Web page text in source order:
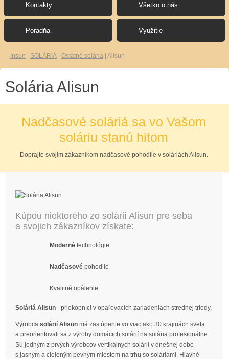
Kontakty Všetko o nás
Poradňa Využitie
Insun SOLÁRIÁ Ostatné solária Alisun
Solária Alisun
Nadčasové soláriá sa vo Vašom
soláriu stanú hitom
Doprajte svojim zákazníkom nadčasové pohodlie v soláriách Alisun.
Kúpou niektorého zo solárií Alisun pre seba
a svojich zákazníkov získate:
Moderné technológie
Nadčasové pohodlie
Kvalitné opálenie
Soláriá Alisun - priekopníci v opaľovacích zariadeniach strednej triedy.
Výrobca solárií Alisun má zastúpenie vo viac ako 30 krajinách sveta
a preorientovali sa z výroby domácich solárií na solária profesionálne.
Sú jedným z prvých výrobcov vertikálnych solárií v dnešnej dobe
s jasným a cieleným pevným miestom na trhu so soláriami. Hlavné